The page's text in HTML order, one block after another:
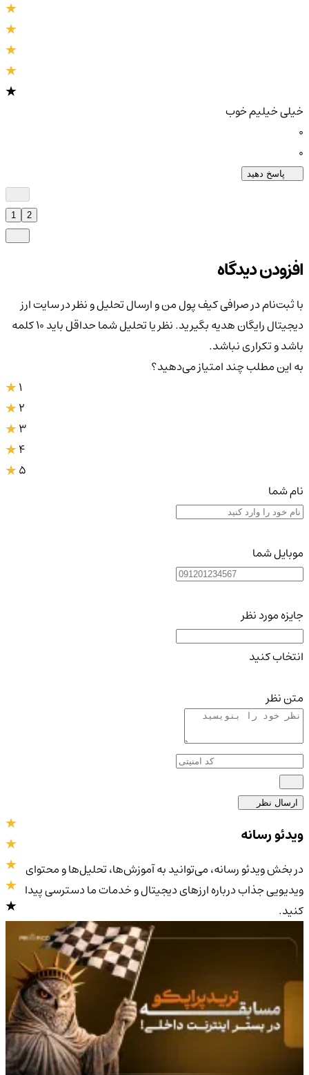
خیلی خیلیم خوب
پاسخ دهید
افزودن دیدگاه
با ثبت‌نام در صرافی کیف پول من و ارسال تحلیل و نظر در سایت ارز
دیجیتال رایگان هدیه بگیرید. نظر یا تحلیل شما حداقل باید ۱۰ کلمه
باشد و تکراری نباشد.
به این مطلب چند امتیاز می‌دهید؟
3
4
5
نام شما
موبایل شما
جایزه مورد نظر
انتخاب کنید
متن نظر
ارسال نظر
4.9/5
ویدئو رسانه
در بخش ویدئو رسانه، می‌توانید به آموزش‌ها، تحلیل‌ها و محتوای
ویدیویی جذاب درباره ارزهای دیجیتال و خدمات ما دسترسی پیدا
کنید.